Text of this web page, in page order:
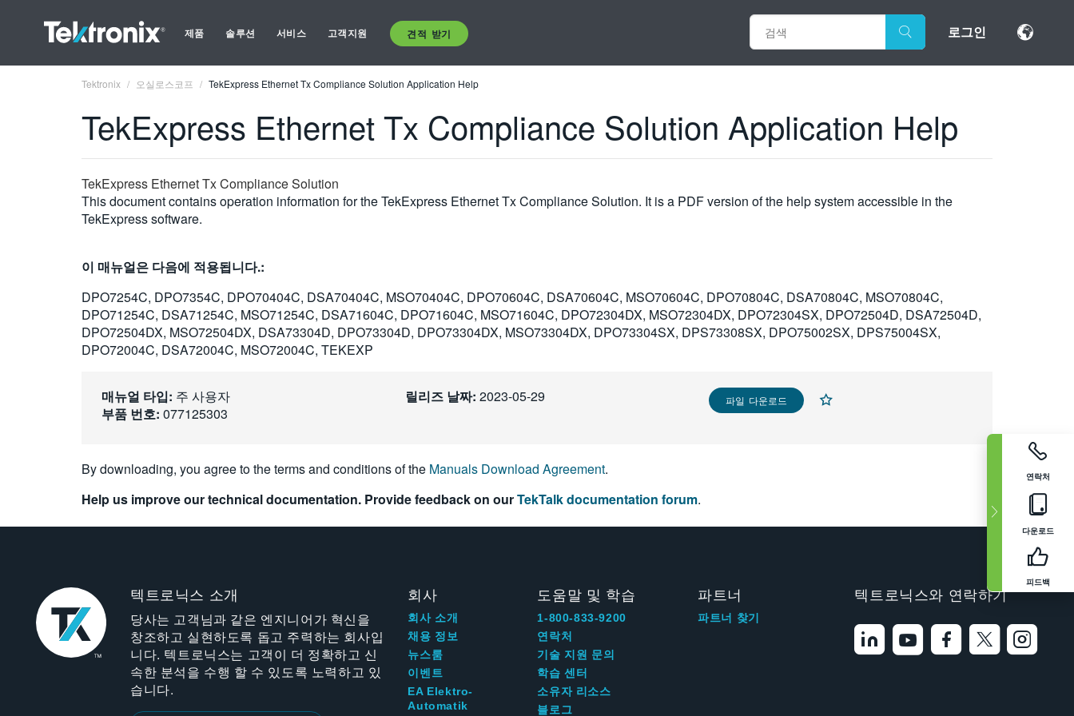
제품 솔루션 서비스 고객지원 견적 받기 로그인
연락처
다운로드
피드백
Tektronix 오실로스코프 TekExpress Ethernet Tx Compliance Solution Application Help
TekExpress Ethernet Tx Compliance Solution Application Help
TekExpress Ethernet Tx Compliance Solution
This document contains operation information for the TekExpress Ethernet Tx Compliance Solution. It is a PDF version of the help system accessible in the
TekExpress software.
이 매뉴얼은 다음에 적용됩니다.:
DPO7254C, DPO7354C, DPO70404C, DSA70404C, MSO70404C, DPO70604C, DSA70604C, MSO70604C, DPO70804C, DSA70804C, MSO70804C,
DPO71254C, DSA71254C, MSO71254C, DSA71604C, DPO71604C, MSO71604C, DPO72304DX, MSO72304DX, DPO72304SX, DPO72504D, DSA72504D,
DPO72504DX, MSO72504DX, DSA73304D, DPO73304D, DPO73304DX, MSO73304DX, DPO73304SX, DPS73308SX, DPO75002SX, DPS75004SX,
DPO72004C, DSA72004C, MSO72004C, TEKEXP
매뉴얼 타입: 주 사용자
부품 번호: 077125303
릴리즈 날짜: 2023-05-29 파일 다운로드
By downloading, you agree to the terms and conditions of the Manuals Download Agreement.
Help us improve our technical documentation. Provide feedback on ourTekTalk documentation forum.
텍트로닉스 소개
당사는 고객님과 같은 엔지니어가 혁신을
창조하고 실현하도록 돕고 주력하는 회사입
니다. 텍트로닉스는 고객이 더 정확하고 신
속한 분석을 수행 할 수 있도록 노력하고 있
습니다.
회사
회사 소개
채용 정보
뉴스룸
이벤트
EA Elektro-
Automatik
도움말 및 학습
1-800-833-9200
연락처
기술 지원 문의
학습 센터
소유자 리소스
블로그
파트너
파트너 찾기
텍트로닉스와 연락하기